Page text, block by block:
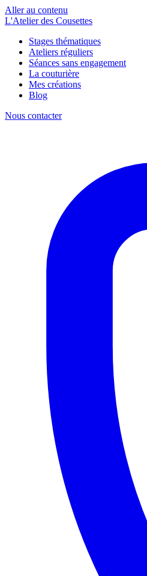
Aller au contenu
L'Atelier des Cousettes
Stages thématiques
Ateliers réguliers
Séances sans engagement
La couturière
Mes créations
Blog
Nous contacter